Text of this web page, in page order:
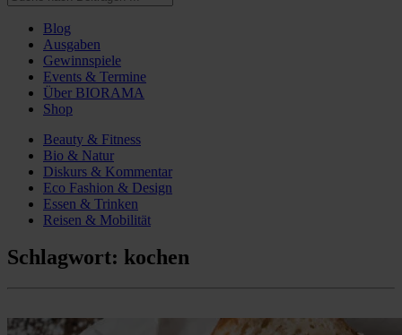
Blog
Ausgaben
Gewinnspiele
Events & Termine
Über BIORAMA
Shop
Beauty & Fitness
Bio & Natur
Diskurs & Kommentar
Eco Fashion & Design
Essen & Trinken
Reisen & Mobilität
Schlagwort: kochen